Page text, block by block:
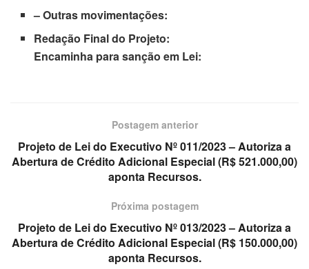
– Outras movimentações:
Redação Final do Projeto:
Encaminha para sanção em Lei:
Postagem anterior
Projeto de Lei do Executivo Nº 011/2023 – Autoriza a
Abertura de Crédito Adicional Especial (R$ 521.000,00)
aponta Recursos.
Próxima postagem
Projeto de Lei do Executivo Nº 013/2023 – Autoriza a
Abertura de Crédito Adicional Especial (R$ 150.000,00)
aponta Recursos.